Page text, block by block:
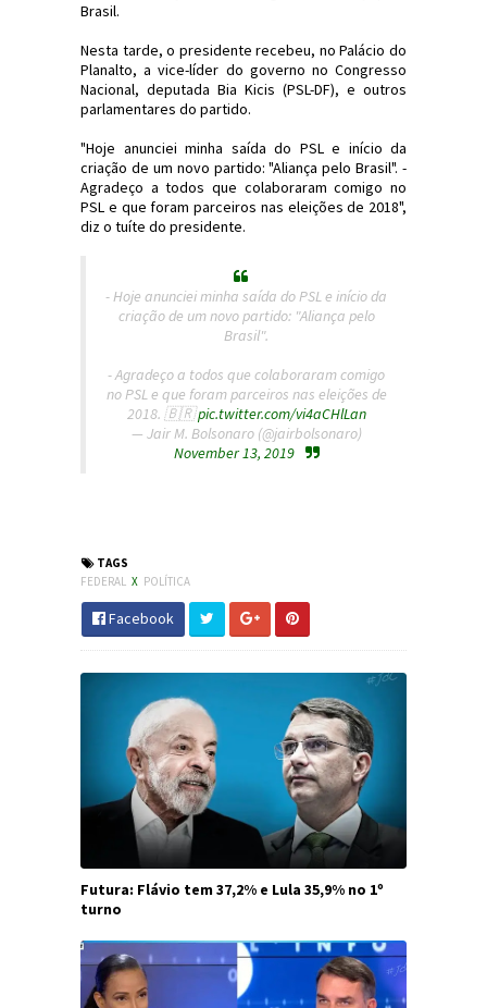
Brasil.
Nesta tarde, o presidente recebeu, no Palácio do
Planalto, a vice-líder do governo no Congresso
Nacional, deputada Bia Kicis (PSL-DF), e outros
parlamentares do partido.
"Hoje anunciei minha saída do PSL e início da
criação de um novo partido: "Aliança pelo Brasil". -
Agradeço a todos que colaboraram comigo no
PSL e que foram parceiros nas eleições de 2018",
diz o tuíte do presidente.
- Hoje anunciei minha saída do PSL e início da
criação de um novo partido: "Aliança pelo
Brasil".
- Agradeço a todos que colaboraram comigo
no PSL e que foram parceiros nas eleições de
2018. 🇧🇷pic.twitter.com/vi4aCHlLan
— Jair M. Bolsonaro (@jairbolsonaro)
November 13, 2019
TAGS
FEDERAL X POLÍTICA
Facebook
Futura: Flávio tem 37,2% e Lula 35,9% no 1º
turno